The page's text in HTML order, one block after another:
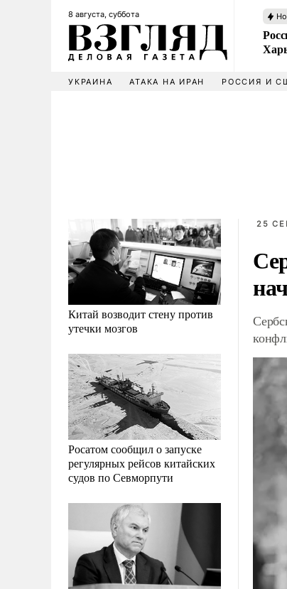
8 августа, суббота
УКРАИНА АТАКА НА ИРАН РОССИЯ И
Китай возводит стену против
утечки мозгов
Росатом сообщил о запуске
регулярных рейсов китайских
судов по Севморпути
25